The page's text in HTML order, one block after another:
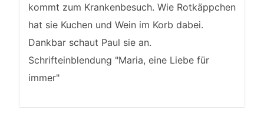
kommt zum Krankenbesuch. Wie Rotkäppchen
hat sie Kuchen und Wein im Korb dabei.
Dankbar schaut Paul sie an.
Schrifteinblendung "Maria, eine Liebe für
immer"